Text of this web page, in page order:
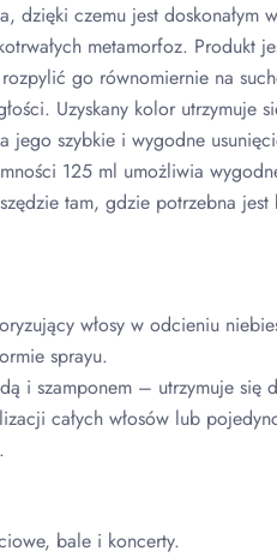
dzięki czemu jest doskonałym
metamorfoz. Produkt
go równomiernie na
Uzyskany kolor utrzymuje
jego szybkie i wygodne
125 ml umożliwia
tam, gdzie potrzebna jest
włosy w odcieniu
sprayu.
i szamponem – utrzymuje się
całych włosów lub
bale i koncerty.